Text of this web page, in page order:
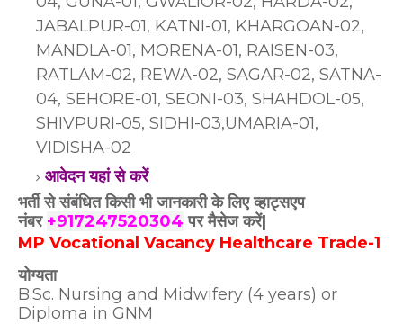
JABALPUR-01, KATNI-01, KHARGOAN-02,
MANDLA-01, MORENA-01, RAISEN-03,
RATLAM-02, REWA-02, SAGAR-02, SATNA-
04, SEHORE-01, SEONI-03, SHAHDOL-05,
SHIVPURI-05, SIDHI-03,UMARIA-01,
VIDISHA-02
आवेदन यहां से करें
भर्ती से संबंधित किसी भी जानकारी के लिए व्हाट्सएप
नंबर +917247520304 पर मैसेज करें|
MP Vocational Vacancy Healthcare Trade-1
योग्यता
B.Sc. Nursing and Midwifery (4 years) or
Diploma in GNM